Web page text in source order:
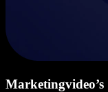
Marketingvideo’s